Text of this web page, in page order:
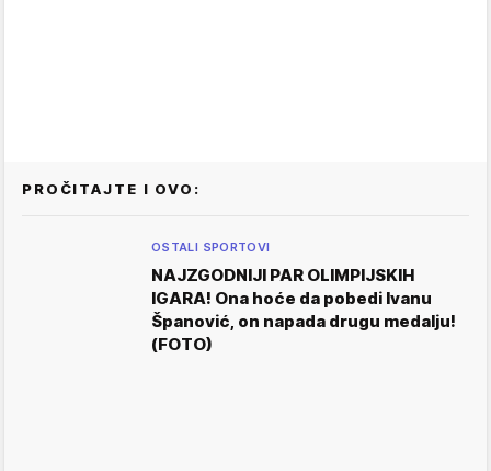
PROČITAJTE I OVO:
OSTALI SPORTOVI
NAJZGODNIJI PAR OLIMPIJSKIH
IGARA! Ona hoće da pobedi Ivanu
Španović, on napada drugu medalju!
(FOTO)